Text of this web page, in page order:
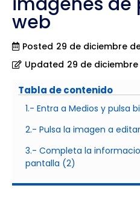
web
Posted 29 de diciembre
Updated 29 de
Tabla de contenido
1.- Entra a Medios y pulsa
2.- Pulsa la imagen a editar
3.- Completa la
pantalla (2)